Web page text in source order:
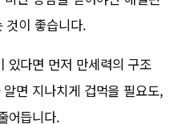
것이 좋습니다.
있다면 먼저 만세력의 구조
면 지나치게 겁먹을 필요도,
어듭니다.